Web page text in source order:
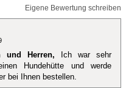
Eigene Bewertung schreiben
und Herren, Ich war sehr
Hundehütte und werde
bei Ihnen bestellen.